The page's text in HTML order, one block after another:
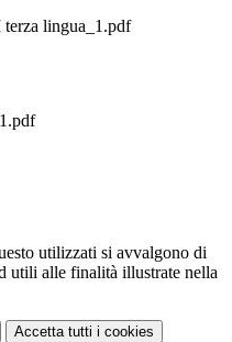
terza lingua_1.pdf
utilizzati si avvalgono di
utili alle finalità illustrate nella
Accetta tutti i cookies